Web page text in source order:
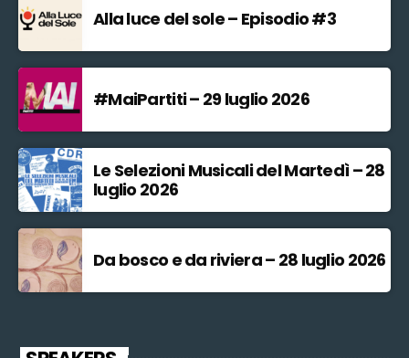
Alla luce del sole – Episodio #3
#MaiPartiti – 29 luglio 2026
Le Selezioni Musicali del Martedì – 28
luglio 2026
Da bosco e da riviera – 28 luglio 2026